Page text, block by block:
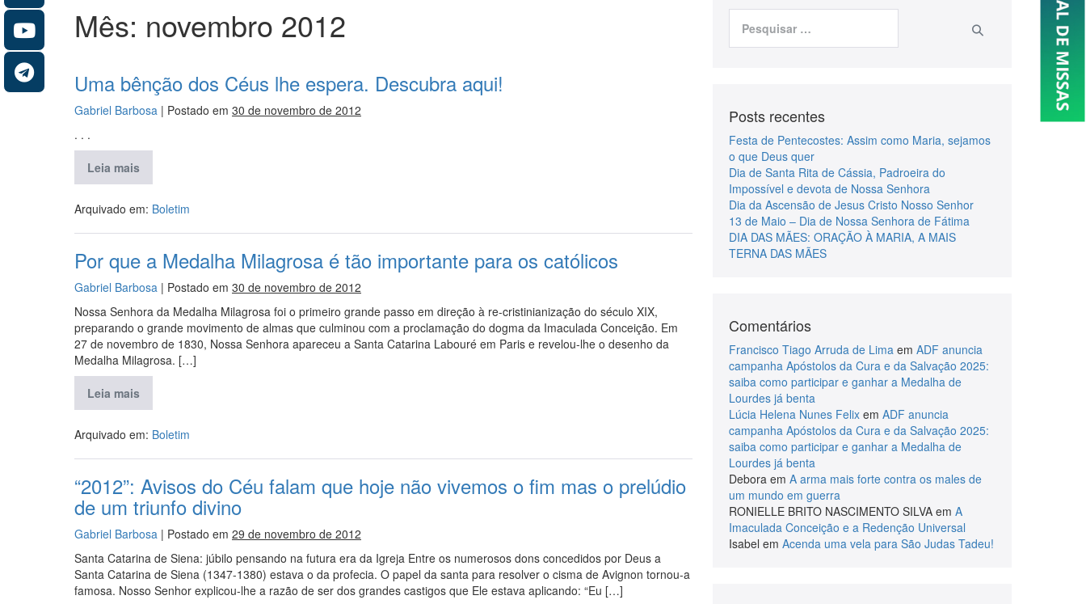
Mês: novembro 2012
Uma bênção dos Céus lhe espera. Descubra aqui!
Gabriel Barbosa | Postado em 30 de novembro de 2012
. . .
Leia mais
Arquivado em: Boletim
Por que a Medalha Milagrosa é tão importante para os católicos
Gabriel Barbosa | Postado em 30 de novembro de 2012
Nossa Senhora da Medalha Milagrosa foi o primeiro grande passo em direção à re-cristinianização do século XIX,
preparando o grande movimento de almas que culminou com a proclamação do dogma da Imaculada Conceição. Em
27 de novembro de 1830, Nossa Senhora apareceu a Santa Catarina Labouré em Paris e revelou-lhe o desenho da
Medalha Milagrosa. […]
Leia mais
Arquivado em: Boletim
“2012”: Avisos do Céu falam que hoje não vivemos o fim mas o prelúdio
de um triunfo divino
Gabriel Barbosa | Postado em 29 de novembro de 2012
Santa Catarina de Siena: júbilo pensando na futura era da Igreja Entre os numerosos dons concedidos por Deus a
Santa Catarina de Siena (1347-1380) estava o da profecia. O papel da santa para resolver o cisma de Avignon tornou-a
famosa. Nosso Senhor explicou-lhe a razão de ser dos grandes castigos que Ele estava aplicando: “Eu […]
Posts recentes
Festa de Pentecostes: Assim como Maria, sejamos
o que Deus quer
Dia de Santa Rita de Cássia, Padroeira do
Impossível e devota de Nossa Senhora
Dia da Ascensão de Jesus Cristo Nosso Senhor
13 de Maio – Dia de Nossa Senhora de Fátima
DIA DAS MÃES: ORAÇÃO À MARIA, A MAIS
TERNA DAS MÃES
Comentários
Francisco Tiago Arruda de Limaem ADF anuncia
campanha Apóstolos da Cura e da Salvação 2025:
saiba como participar e ganhar a Medalha de
Lourdes já benta
Lúcia Helena Nunes Felixem ADF anuncia
campanha Apóstolos da Cura e da Salvação 2025:
saiba como participar e ganhar a Medalha de
Lourdes já benta
Deboraem A arma mais forte contra os males de
um mundo em guerra
RONIELLE BRITO NASCIMENTO SILVAem A
Imaculada Conceição e a Redenção Universal
Isabel em Acenda uma vela para São Judas Tadeu!